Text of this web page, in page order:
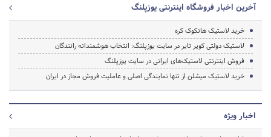
آخرین اخبار فروشگاه اینترنتی یوزپلنگ
خرید لاستیک هانکوک کره
لاستیک دولتی کویر تایر در سایت یوزپلنگ: انتخاب هوشمندانه رانندگان
فروش اینترنتی لاستیک‌های ایرانی در سایت یوزپلنگ
خرید لاستیک میشلن از تنها نمایندگی اصلی و عاملیت فروش مجاز در ایران
اخبار ویژه